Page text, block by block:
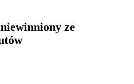
ze